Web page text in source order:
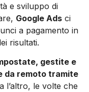
e sviluppo di
Google Ads ci
a paga­mento in
risultati.
gestite e
da remoto tramite
l’altro, le volte che